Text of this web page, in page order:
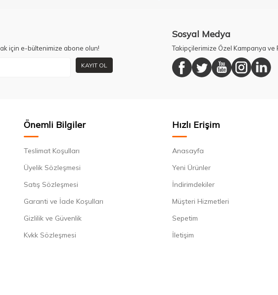
için e-bültenimize abone olun!
KAYIT OL
Sosyal Medya
Takipçilerimize Özel Kampanya
Önemli Bilgiler
Teslimat Koşulları
Üyelik Sözleşmesi
Satış Sözleşmesi
Garanti ve İade Koşulları
Gizlilik ve Güvenlik
Kvkk Sözleşmesi
Hızlı Erişim
Anasayfa
Yeni Ürünler
İndirimdekiler
Müşteri Hizmetleri
Sepetim
İletişim